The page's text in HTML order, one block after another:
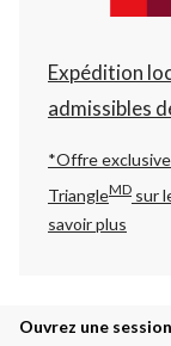
Expédition
admissibles
*Offre
TriangleMD sur
savoir plus
Ouvrez une